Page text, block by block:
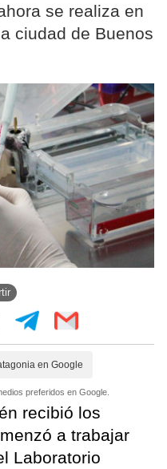
se realiza en
ciudad de Buenos
en Google
preferidos en Google.
recibió los
a trabajar
Laboratorio